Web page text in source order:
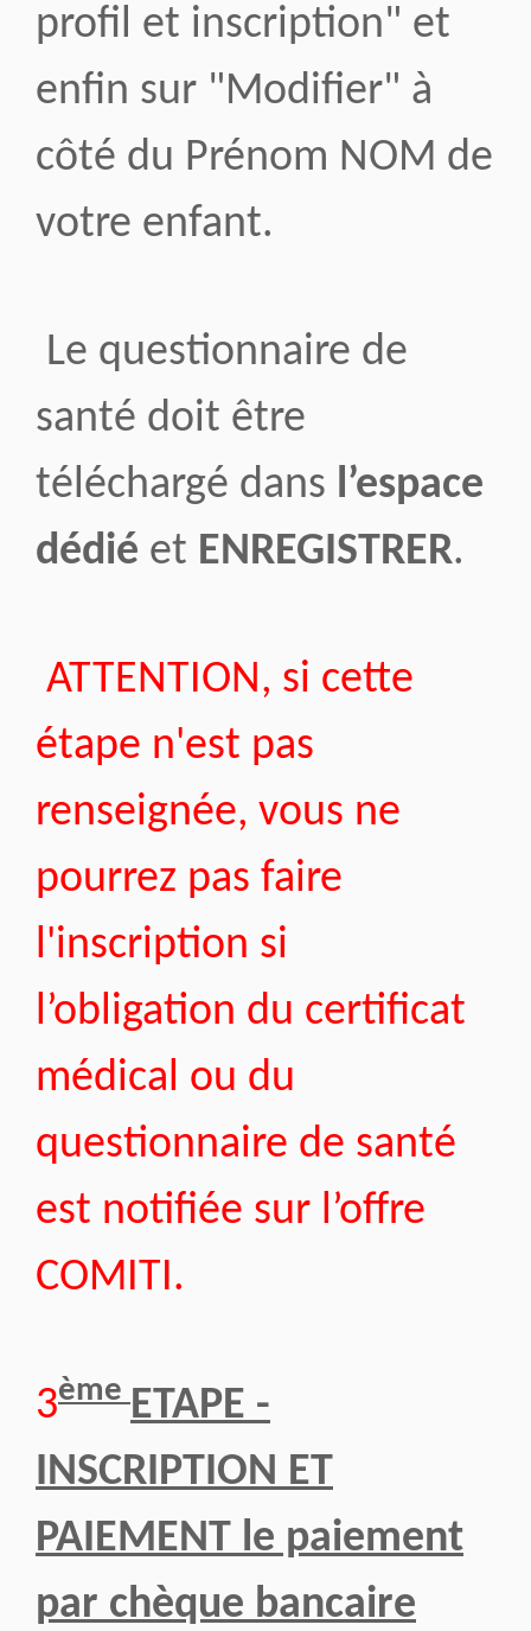
profil et inscription" et
enfin sur "Modifier" à
côté du Prénom NOM de
votre enfant.
Le questionnaire de
santé doit être
téléchargé dans l’espace
dédié et ENREGISTRER.
ATTENTION, si cette
étape n'est pas
renseignée, vous ne
pourrez pas faire
l'inscription si
l’obligation du certificat
médical ou du
questionnaire de santé
est notifiée sur l’offre
COMITI.
3ème ETAPE -
INSCRIPTION ET
PAIEMENT le paiement
par chèque bancaire